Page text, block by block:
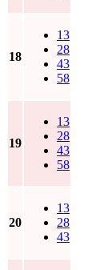
18
13
28
43
58
19
13
28
43
58
20
13
28
43